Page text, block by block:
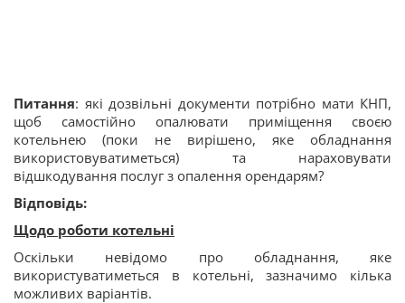
Питання: які дозвільні документи потрібно мати КНП,
щоб самостійно опалювати приміщення своєю
котельнею (поки не вирішено, яке обладнання
використовуватиметься) та нараховувати
відшкодування послуг з опалення орендарям?
Відповідь:
Щодо роботи котельні
Оскільки невідомо про обладнання, яке
використуватиметься в котельні, зазначимо кілька
можливих варіантів.